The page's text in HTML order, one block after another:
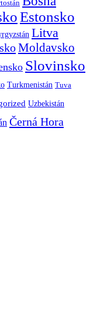
Estonsko
Litva
Moldavsko
Slovinsko
Turkmenistán Tuva
Uzbekistán
Černá Hora